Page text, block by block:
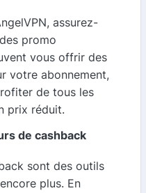
assurez-
promo
vous offrir des
votre abonnement,
de tous les
prix réduit.
de cashback
sont des outils
plus. En